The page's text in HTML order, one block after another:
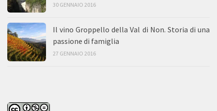
30 GENNAIO 2016
Il vino Groppello della Val di Non. Storia di una
passione di famiglia
27 GENNAIO 2016